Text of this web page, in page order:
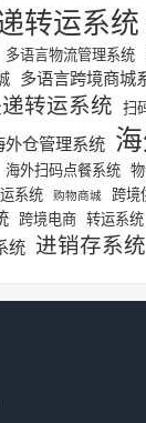
转运系统
多语言物流管理系统
多语言跨境商城
转运系统 扫
外仓管理系统
海外扫码点餐系统
系统 购物商城 跨境
跨境电商 转运系统
统 进销存系统